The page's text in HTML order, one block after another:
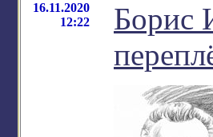
16.11.2020
12:22
Борис